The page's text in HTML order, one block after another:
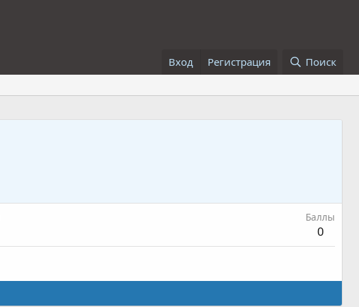
Вход Регистрация Поиск
Баллы
0